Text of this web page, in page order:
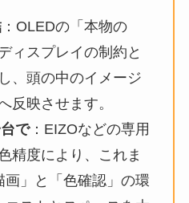
：OLEDの「本物の
ィスプレイの制約と
、頭の中のイメージ
反映させます。
で：EIZOなどの専用
精度により、これま
」と「色確認」の環